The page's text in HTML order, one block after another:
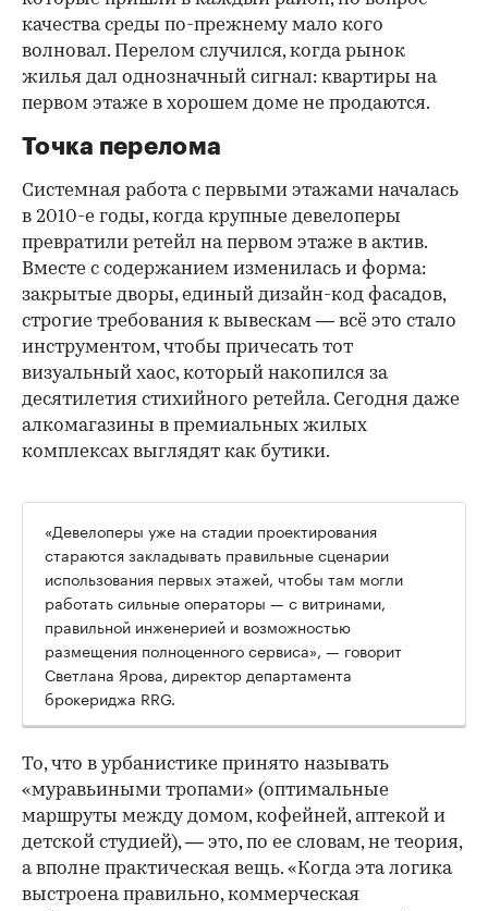
качества среды по-прежнему мало кого
волновал. Перелом случился, когда рынок
жилья дал однозначный сигнал: квартиры на
первом этаже в хорошем доме не продаются.
Точка перелома
Системная работа с первыми этажами началась
в 2010-е годы, когда крупные девелоперы
превратили ретейл на первом этаже в актив.
Вместе с содержанием изменилась и форма:
закрытые дворы, единый дизайн-код фасадов,
строгие требования к вывескам — всё это стало
инструментом, чтобы причесать тот
визуальный хаос, который накопился за
десятилетия стихийного ретейла. Сегодня даже
алкомагазины в премиальных жилых
комплексах выглядят как бутики.
00:00
«Девелоперы уже на стадии проектирования
стараются закладывать правильные сценарии
использования первых этажей, чтобы там могли
работать сильные операторы — с витринами,
правильной инженерией и возможностью
размещения полноценного сервиса», — говорит
Светлана Ярова, директор департамента
брокериджа RRG.
То, что в урбанистике принято называть
«муравьиными тропами» (оптимальные
маршруты между домом, кофейней, аптекой и
детской студией), — это, по ее словам, не теория,
а вполне практическая вещь. «Когда эта логика
выстроена правильно, коммерческая